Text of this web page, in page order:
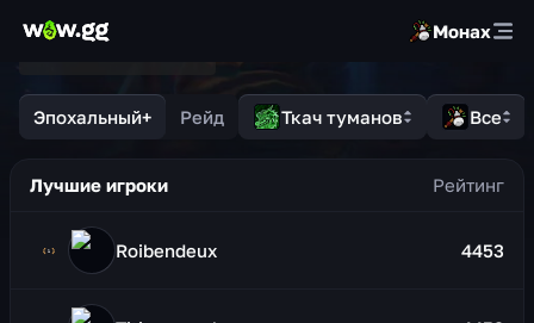
Монах
Эпохальный+ Рейд Ткач туманов Все
Лучшие игроки
Roibendeux 4453